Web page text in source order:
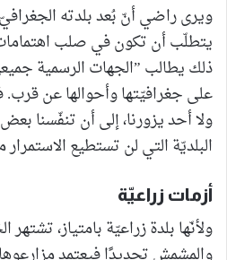
ويرى راضي أنّ بُعد بلدته
يتطلّب أن تكون في صلب
ذلك يطالب ”الجهات الرسمية
على جغرافيّتها وأحوالها عن قرب.
ولا أحد يزورنا، إلى أن تنفّسنا
البلديّة التي لن تستطيع
أزمات زراعيّة
ولأنّها بلدة زراعيّة بامتياز، تشتهر